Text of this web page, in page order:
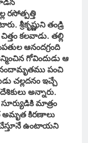
రసోత్పత్తి
శ్రీకృష్ణుని తండ్రి
కలవాడు. తల్లి
ఆనందగ్రంది
గోవిందుడు ఆ
పంచి
చల్లదనం ఇచ్చే
అన్నారు.
సూర్యుడికి మాత్రం
కిరణాలు
ఉంటాయని